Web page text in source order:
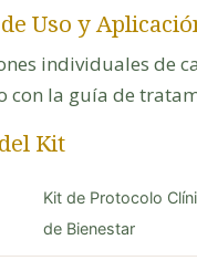
Uso y
individuales de
con la guía de
Kit
Kit de Protocolo
de Bienestar